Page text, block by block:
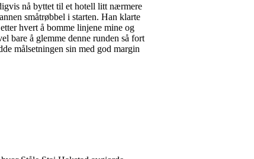
nå byttet til et hotell litt nærmere
småtrøbbel i starten. Han klarte
hvert å bomme linjene mine og
bare å glemme denne runden så fort
målsetningen sin med god margin